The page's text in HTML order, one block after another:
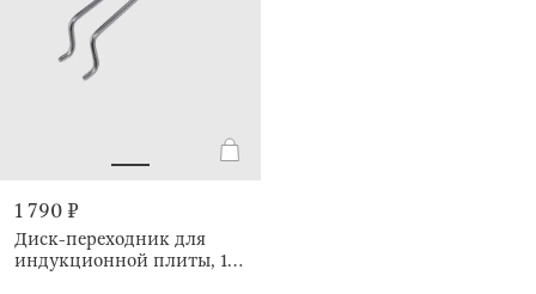
1 790 ₽
Диск-переходник для
индукционной плиты, 16